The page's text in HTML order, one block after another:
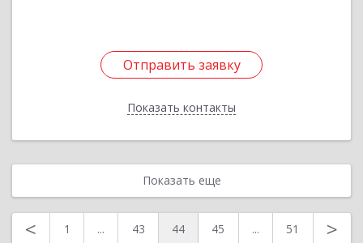
Отправить заявку
Показать контакты
Отправить заявку
Назад
Показать еще
< 1 ... 43 44 45 ... 51 >